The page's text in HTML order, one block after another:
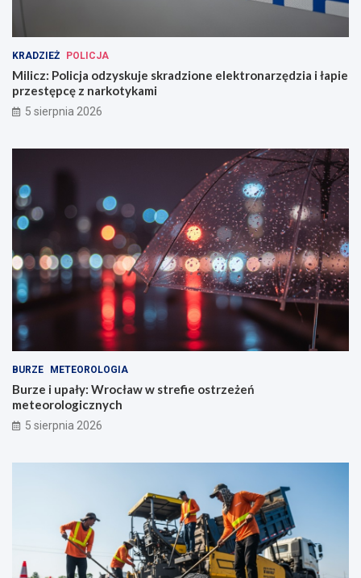
KRADZIEŻ POLICJA
Milicz: Policja odzyskuje skradzione elektronarzędzia i łapie
przestępcę z narkotykami
5 sierpnia 2026
BURZE METEOROLOGIA
Burze i upały: Wrocław w strefie ostrzeżeń
meteorologicznych
5 sierpnia 2026